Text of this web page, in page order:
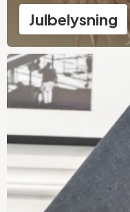
Julbelysning